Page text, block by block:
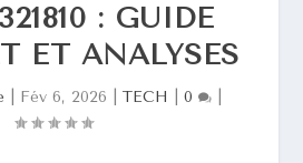
: GUIDE
ET ANALYSES
Fév 6, 2026 TECH 0